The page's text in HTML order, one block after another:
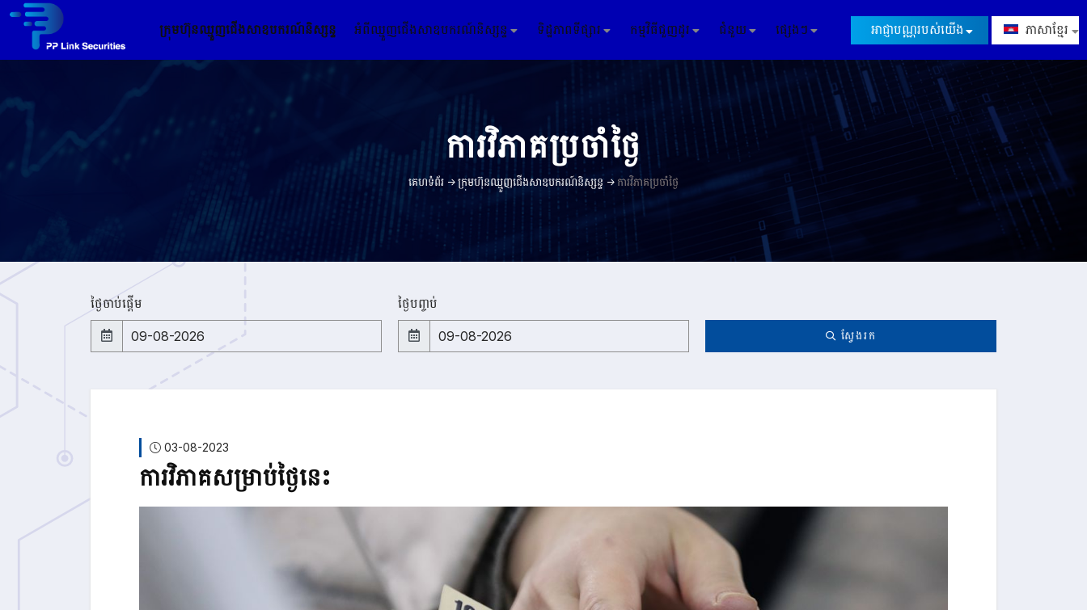
ក្រុមហ៊ុនឈ្មួញជើងសាឧបករណ៍និស្សន្ទ អំពីឈ្មួញជើងសាឧបករណ៍និស្សន្ទ ទិដ្ឋភាពទីផ្សារ កម្មវិធីជួញដូរ ជំនួយ ផ្សេងៗ អាជ្ញាបណ្ណរបស់យើង ភាសាខ្មែរ
ការវិភាគប្រចាំថ្ងៃ
គេហទំព័រ -> ក្រុមហ៊ុនឈ្មួញជើងសាឧបករណ៍និស្សន្ទ -> ការវិភាគប្រចាំថ្ងៃ
ថ្ងៃ​ចាប់ផ្តើម ថ្ងៃបញ្ចប់
ស្វែងរក
03-08-2023
ការវិភាគសម្រាប់ថ្ងៃនេះ